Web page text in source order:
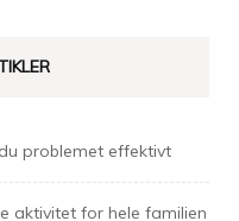
problemet effektivt
aktivitet for hele familien